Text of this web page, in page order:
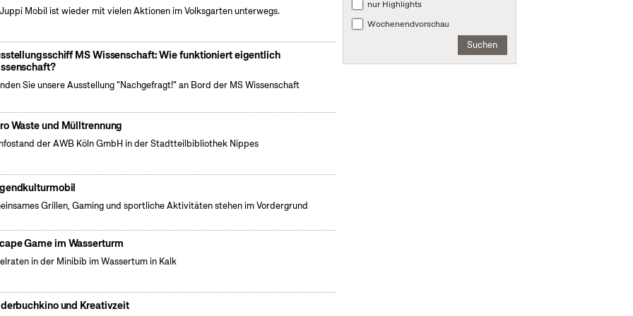
Mobil ist wieder mit vielen Aktionen im Volksgarten unterwegs.
MS Wissenschaft: Wie funktioniert eigentlich
Sie unsere Ausstellung "Nachgefragt!" an Bord der MS Wissenschaft
Waste und Mülltrennung
der AWB Köln GmbH in der Stadtteilbibliothek Nippes
Grillen, Gaming und sportliche Aktivitäten stehen im Vordergrund
Game im Wasserturm
in der Minibib im Wassertum in Kalk
und Kreativzeit
nur Highlights
Wochenendvorschau
Suchen